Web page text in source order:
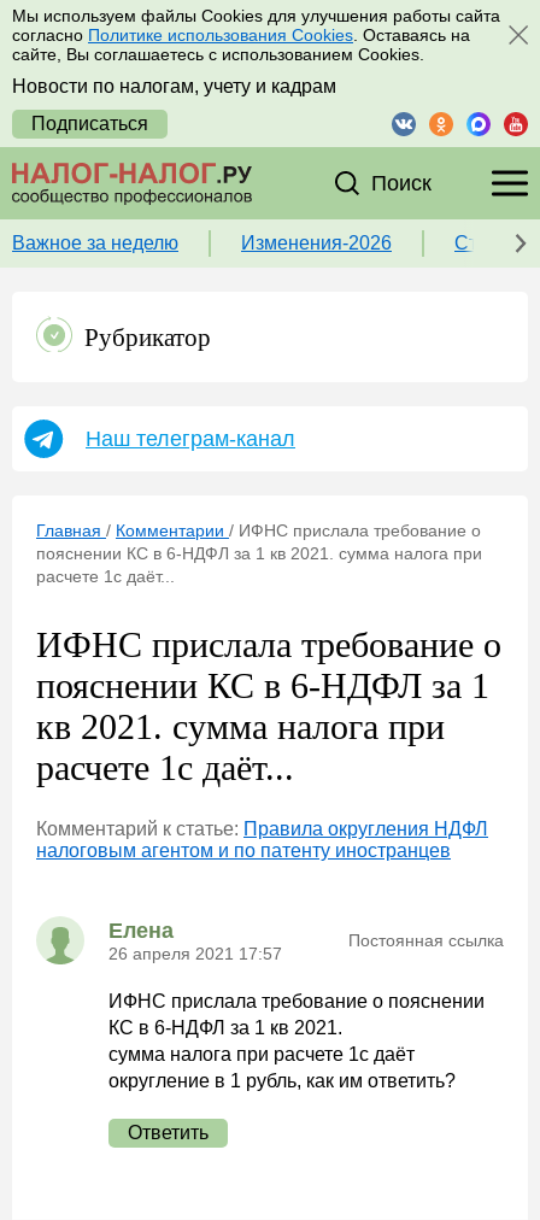
Мы используем файлы Cookies для улучшения работы сайта
согласно Политике использования Cookies . Оставаясь на
сайте, Вы соглашаетесь с использованием Cookies.
Новости по налогам, учету и кадрам
Подписаться
Поиск
Важное за неделю Изменения-2026 Ставка
Рубрикатор
Наш телеграм-канал
Главная / Комментарии / ИФНС прислала требование о
пояснении КС в 6-НДФЛ за 1 кв 2021. сумма налога при
расчете 1с даёт...
ИФНС прислала требование о
пояснении КС в 6-НДФЛ за 1
кв 2021. сумма налога при
расчете 1с даёт...
Комментарий к статье: Правила округления НДФЛ
налоговым агентом и по патенту иностранцев
Елена
26 апреля 2021 17:57
Постоянная ссылка
ИФНС прислала требование о пояснении
КС в 6-НДФЛ за 1 кв 2021.
сумма налога при расчете 1с даёт
округление в 1 рубль, как им ответить?
Ответить